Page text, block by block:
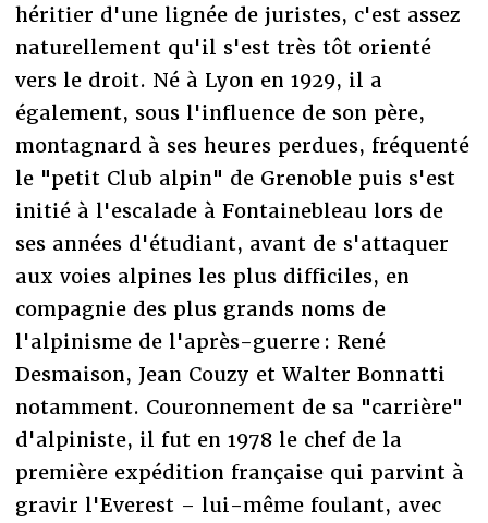
héritier d'une lignée de juristes, c'est assez
naturellement qu'il s'est très tôt orienté
vers le droit. Né à Lyon en 1929, il a
également, sous l'influence de son père,
montagnard à ses heures perdues, fréquenté
le "petit Club alpin" de Grenoble puis s'est
initié à l'escalade à Fontainebleau lors de
ses années d'étudiant, avant de s'attaquer
aux voies alpines les plus difficiles, en
compagnie des plus grands noms de
l'alpinisme de l'après-guerre : René
Desmaison, Jean Couzy et Walter Bonnatti
notamment. Couronnement de sa "carrière"
d'alpiniste, il fut en 1978 le chef de la
première expédition française qui parvint à
gravir l'Everest – lui-même foulant, avec